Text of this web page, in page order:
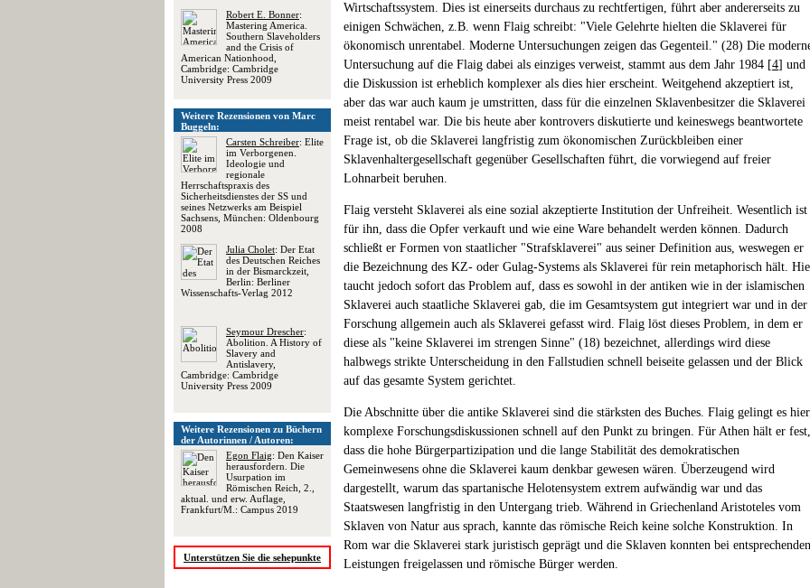
Robert E. Bonner:
Mastering America.
Southern Slaveholders
and the Crisis of
American Nationhood,
Cambridge: Cambridge
University Press 2009
Weitere Rezensionen von Marc
Buggeln:
Carsten Schreiber: Elite
im Verborgenen.
Ideologie und
regionale
Herrschaftspraxis des
Sicherheitsdienstes der SS und
seines Netzwerks am Beispiel
Sachsens, München: Oldenbourg
2008
Julia Cholet: Der Etat
des Deutschen Reiches
in der Bismarckzeit,
Berlin: Berliner
Wissenschafts-Verlag 2012
Seymour Drescher:
Abolition. A History of
Slavery and
Antislavery,
Cambridge: Cambridge
University Press 2009
Weitere Rezensionen zu Büchern
der Autorinnen / Autoren:
Egon Flaig: Den Kaiser
herausfordern. Die
Usurpation im
Römischen Reich, 2.,
aktual. und erw. Auflage,
Frankfurt/M.: Campus 2019
Unterstützen Sie die sehepunkte
Wirtschaftssystem. Dies ist einerseits durchaus zu rechtfertigen, führt aber andererseits zu
einigen Schwächen, z.B. wenn Flaig schreibt: "Viele Gelehrte hielten die Sklaverei für
ökonomisch unrentabel. Moderne Untersuchungen zeigen das Gegenteil." (28) Die
Untersuchung auf die Flaig dabei als einziges verweist, stammt aus dem Jahr 1984 [4] und
die Diskussion ist erheblich komplexer als dies hier erscheint. Weitgehend akzeptiert ist,
aber das war auch kaum je umstritten, dass für die einzelnen Sklavenbesitzer die Sklaverei
meist rentabel war. Die bis heute aber kontrovers diskutierte und keineswegs beantwortete
Frage ist, ob die Sklaverei langfristig zum ökonomischen Zurückbleiben einer
Sklavenhaltergesellschaft gegenüber Gesellschaften führt, die vorwiegend auf freier
Lohnarbeit beruhen.
Flaig versteht Sklaverei als eine sozial akzeptierte Institution der Unfreiheit. Wesentlich ist
für ihn, dass die Opfer verkauft und wie eine Ware behandelt werden können. Dadurch
schließt er Formen von staatlicher "Strafsklaverei" aus seiner Definition aus, weswegen er
die Bezeichnung des KZ- oder Gulag-Systems als Sklaverei für rein metaphorisch hält.
taucht jedoch sofort das Problem auf, dass es sowohl in der antiken wie in der islamischen
Sklaverei auch staatliche Sklaverei gab, die im Gesamtsystem gut integriert war und in der
Forschung allgemein auch als Sklaverei gefasst wird. Flaig löst dieses Problem, in dem er
diese als "keine Sklaverei im strengen Sinne" (18) bezeichnet, allerdings wird diese
halbwegs strikte Unterscheidung in den Fallstudien schnell beiseite gelassen und der Blick
auf das gesamte System gerichtet.
Die Abschnitte über die antike Sklaverei sind die stärksten des Buches. Flaig gelingt es
komplexe Forschungsdiskussionen schnell auf den Punkt zu bringen. Für Athen hält er fest,
dass die hohe Bürgerpartizipation und die lange Stabilität des demokratischen
Gemeinwesens ohne die Sklaverei kaum denkbar gewesen wären. Überzeugend wird
dargestellt, warum das spartanische Helotensystem extrem aufwändig war und das
Staatswesen langfristig in den Untergang trieb. Während in Griechenland Aristoteles vom
Sklaven von Natur aus sprach, kannte das römische Reich keine solche Konstruktion. In
Rom war die Sklaverei stark juristisch geprägt und die Sklaven konnten bei entsprechenden
Leistungen freigelassen und römische Bürger werden.